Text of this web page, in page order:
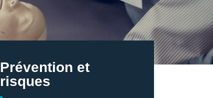
Prévention et
risques